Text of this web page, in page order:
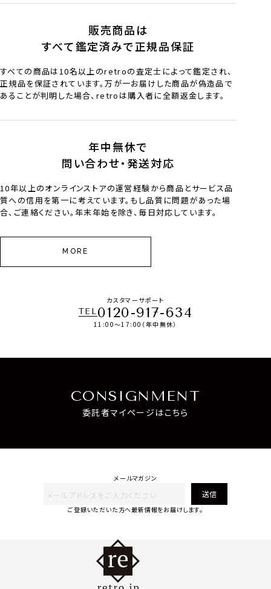
販売商品は
すべて鑑定済みで正規品保証
すべての商品は10名以上のretroの査定士によって鑑定され、
正規品を保証されています。万が一お届けした商品が偽造品で
あることが判明した場合、retroは購入者に全額返金します。
年中無休で
問い合わせ・発送対応
10年以上のオンラインストアの運営経験から商品とサービス品
質への信用を第一に考えています。もし品質に問題があった場
合、ご連絡ください。年末年始を除き、毎日対応しています。
MORE
カスタマーサポート
TEL0120-917-634
11:00～17:00（年中無休）
CONSIGNMENT
委託者マイページはこちら
メールマガジン
送信
ご登録いただいた方へ最新情報をお届けします。